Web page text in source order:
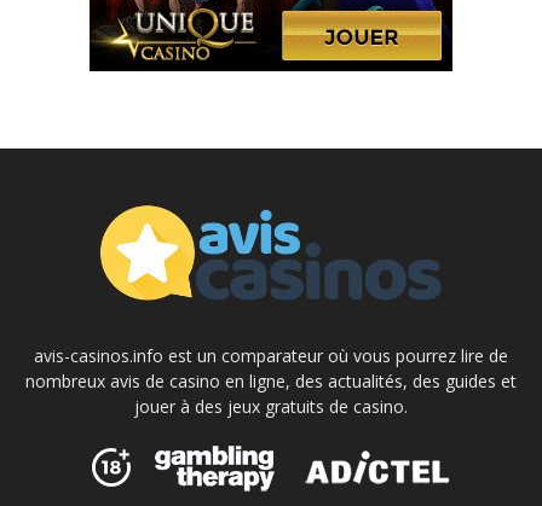
avis-casinos.info est un comparateur où vous pourrez lire de
nombreux avis de casino en ligne, des actualités, des guides et
jouer à des jeux gratuits de casino.